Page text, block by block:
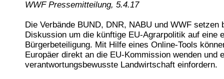
WWF Pressemitteilung, 5.4.17
Die Verbände BUND, DNR, NABU und WWF setzen
Diskussion um die künftige EU-Agrarpolitik auf eine
Bürgerbeteiligung. Mit Hilfe eines Online-Tools
Europäer direkt an die EU-Kommission wenden und
verantwortungsbewusste Landwirtschaft einfordern.